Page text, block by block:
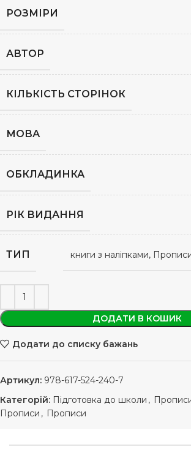
РОЗМІРИ
АВТОР
КІЛЬКІСТЬ СТОРІНОК
МОВА
ОБКЛАДИНКА
РІК ВИДАННЯ
ТИП книги з наліпками,
ДОДАТИ В КОШИК
Додати до списку бажань
Артикул: 978-617-524-240-7
Категорій: Підготовка до школи ,
Прописи , Прописи